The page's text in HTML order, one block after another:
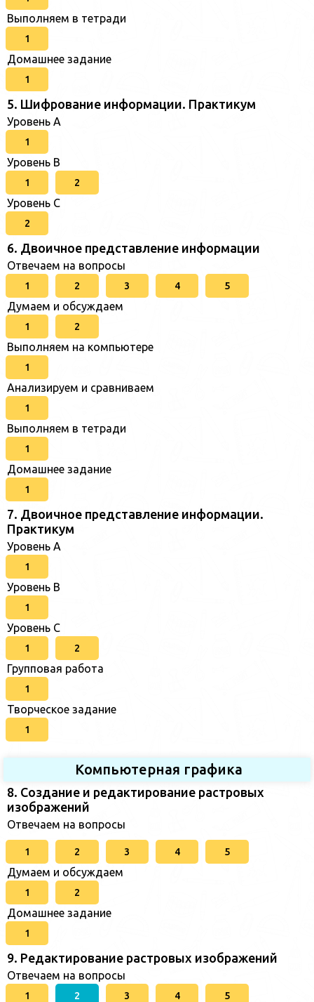
Выполняем в тетради
1
Домашнее задание
1
5. Шифрование информации. Практикум
Уровень A
1
Уровень B
1 2
Уровень C
2
6. Двоичное представление информации
Отвечаем на вопросы
1 2 3 4 5
Думаем и обсуждаем
1 2
Выполняем на компьютере
1
Анализируем и сравниваем
1
Выполняем в тетради
1
Домашнее задание
1
7. Двоичное представление информации.
Практикум
Уровень A
1
Уровень B
1
Уровень C
1 2
Групповая работа
1
Творческое задание
1
Компьютерная графика
8. Создание и редактирование растровых
изображений
Отвечаем на вопросы
1 2 3 4 5
Думаем и обсуждаем
1 2
Домашнее задание
1
9. Редактирование растровых изображений
Отвечаем на вопросы
1 2 3 4 5